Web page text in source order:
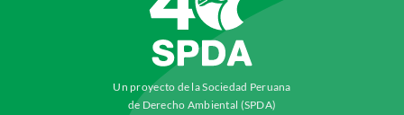
Un proyecto de la Sociedad Peruana
de Derecho Ambiental (SPDA)